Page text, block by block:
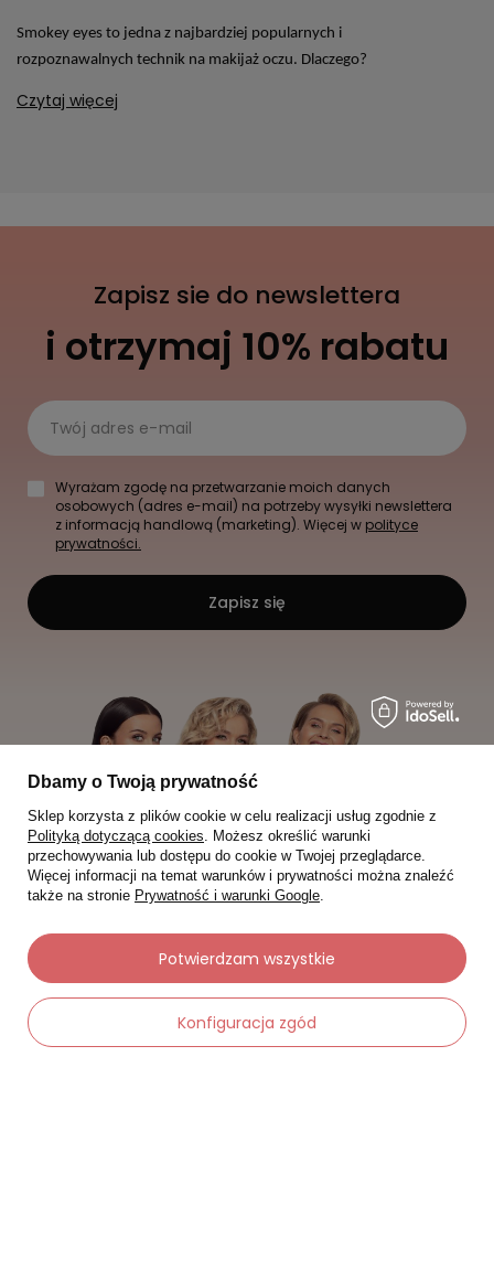
Smokey eyes to jedna z najbardziej popularnych i
rozpoznawalnych technik na makijaż oczu. Dlaczego?
Czytaj więcej
Zapisz sie do newslettera
i otrzymaj 10% rabatu
Twój adres e-mail
Wyrażam zgodę na przetwarzanie moich danych
osobowych (adres e-mail) na potrzeby wysyłki newslettera
z informacją handlową (marketing). Więcej w polityce
prywatności.
Zapisz się
Moje zamówienia
Status zamówienia
Dbamy o Twoją prywatność
Sklep korzysta z plików cookie w celu realizacji usług zgodnie z
Polityką dotyczącą cookies. Możesz określić warunki
przechowywania lub dostępu do cookie w Twojej przeglądarce.
Więcej informacji na temat warunków i prywatności można znaleźć
także na stronie Prywatność i warunki Google.
Konfiguracja zgód
Potwierdzam wszystkie